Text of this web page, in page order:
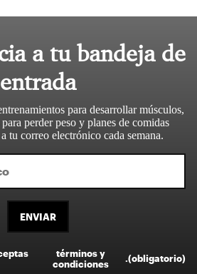
a tu bandeja de
entrada
para desarrollar músculos,
perder peso y planes de comidas
tu correo electrónico cada semana.
ENVIAR
términos y
condiciones
.(obligatorio)